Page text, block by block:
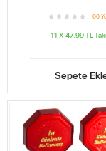
00
11 X 47.99 TL
Sepete